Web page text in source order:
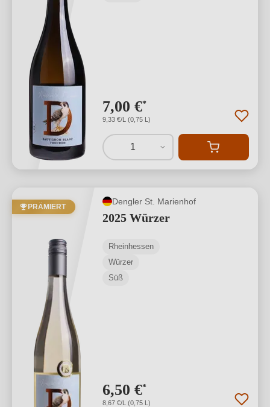
7,00 €*
9,33 €/L (0,75 L)
1
PRÄMIERT
Dengler St. Marienhof
2025 Würzer
Rheinhessen
Würzer
Süß
6,50 €*
8,67 €/L (0,75 L)